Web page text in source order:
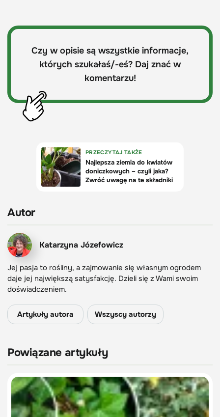
Czy w opisie są wszystkie informacje,
których szukałaś/-eś? Daj znać w
komentarzu!
Autor
Katarzyna Józefowicz
Jej pasja to rośliny, a zajmowanie się własnym ogrodem
daje jej największą satysfakcję. Dzieli się z Wami swoim
doświadczeniem.
Artykuły autora Wszyscy autorzy
Powiązane artykuły